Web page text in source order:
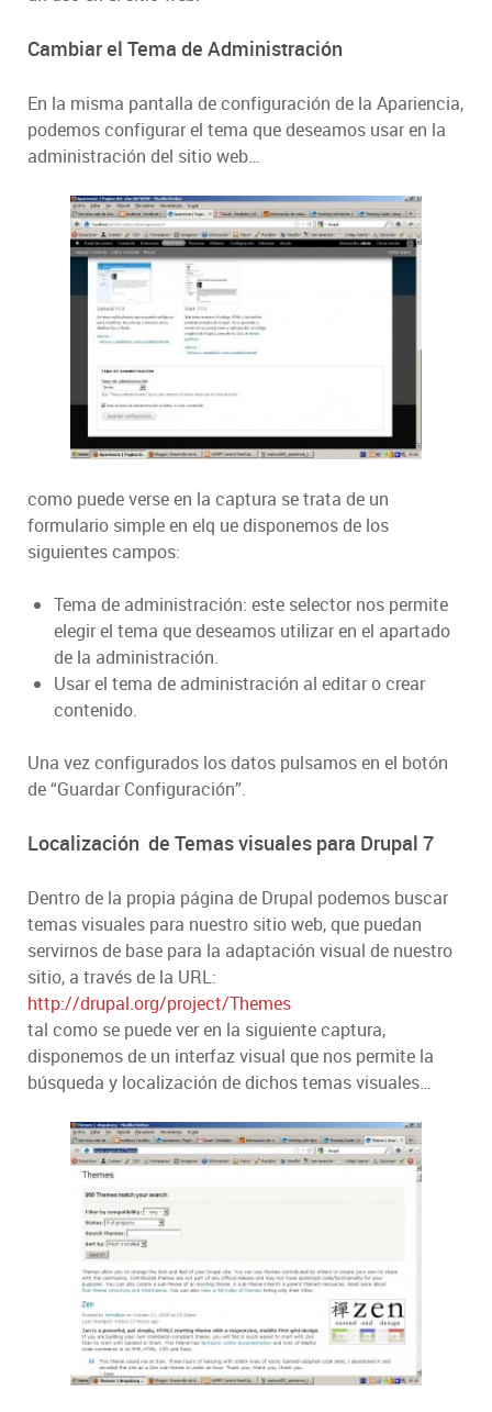
Cambiar el Tema de Administración
En la misma pantalla de configuración de la Apariencia,
podemos configurar el tema que deseamos usar en la
administración del sitio web…
como puede verse en la captura se trata de un
formulario simple en elq ue disponemos de los
siguientes campos:
Tema de administración: este selector nos permite
elegir el tema que deseamos utilizar en el apartado
de la administración.
Usar el tema de administración al editar o crear
contenido.
Una vez configurados los datos pulsamos en el botón
de “Guardar Configuración”.
Localización de Temas visuales para Drupal 7
Dentro de la propia página de Drupal podemos buscar
temas visuales para nuestro sitio web, que puedan
servirnos de base para la adaptación visual de nuestro
sitio, a través de la URL:
http://drupal.org/project/Themes
tal como se puede ver en la siguiente captura,
disponemos de un interfaz visual que nos permite la
búsqueda y localización de dichos temas visuales…